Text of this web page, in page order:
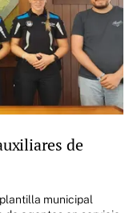
de
municipal